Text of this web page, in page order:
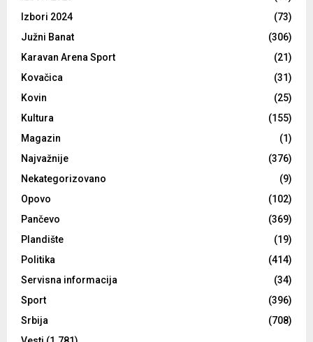
Izbori 2024
(73)
Južni Banat
(306)
Karavan Arena Sport
(21)
Kovačica
(31)
Kovin
(25)
Kultura
(155)
Magazin
(1)
Najvažnije
(376)
Nekategorizovano
(9)
Opovo
(102)
Pančevo
(369)
Plandište
(19)
Politika
(414)
Servisna informacija
(34)
Sport
(396)
Srbija
(708)